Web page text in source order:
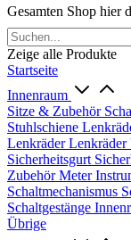
Gesamten Shop hier
Zeige alle Produkte
Startseite
Innenraum
Sitze & Zubehör
Stuhlschiene
LenkräderLenkräder
Sicherheitsgurt
ZubehörMeter
Schaltmechanismus
Schaltgestänge
Übrige